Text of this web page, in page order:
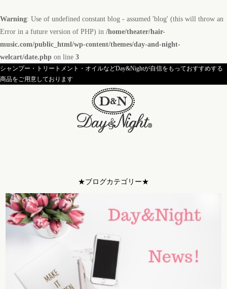
Warning: Use of undefined constant blog - assumed 'blog' (this will throw an
Error in a future version of PHP) in /home/theater/hair-
music.com/public_html/wp-content/themes/day-and-night-
welcart/date.php on line 3
シャンプー・トリートメント・オイルなどDay&Nightが自信をもっておすすめする
商品をご用意しております
★ブログカテゴリー★